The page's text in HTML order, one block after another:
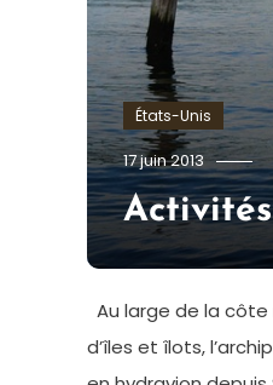
États-Unis
17 juin 2013
Au large de la côte
d’îles et îlots,